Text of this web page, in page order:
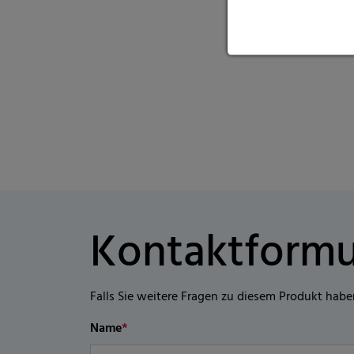
Falls Sie weitere Fragen zu diesem Produkt
Name*